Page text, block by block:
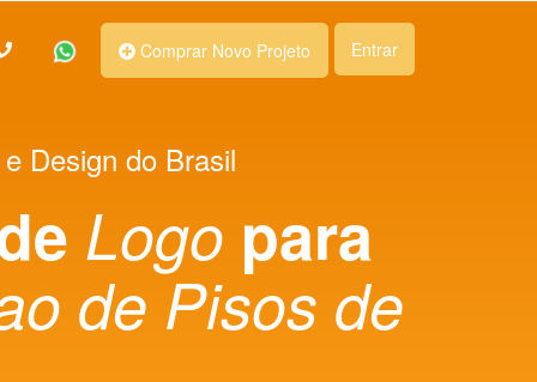
Comprar Novo Projeto Entrar
Design do Brasil
Logo para
de Pisos de